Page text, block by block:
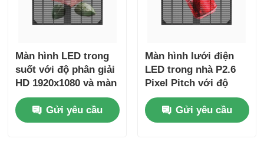
Màn hình LED trong
suốt với độ phân giải
HD 1920x1080 và màn
hình lưới tản nhiệt
LED cảm ứng độ
sáng 1500cd để mua
Gửi yêu cầu
Màn hình lưới điện
LED trong nhà P2.6
Pixel Pitch với độ
sáng 5500cd và chống
nước IP67 cho các
cửa hàng bán lẻ
Gửi yêu cầu